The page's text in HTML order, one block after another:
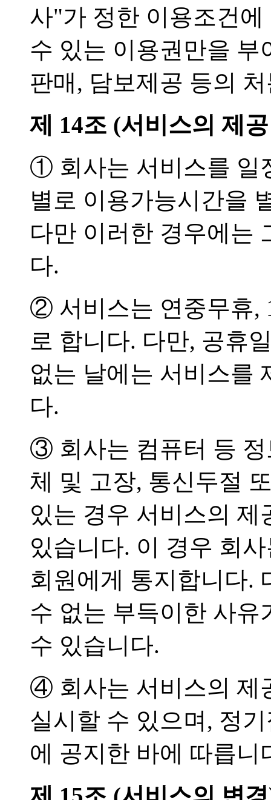
사"가 정한 이용조건
수 있는 이용권만을
판매, 담보제공 등의
제 14조 (서비스의 제
① 회사는 서비스를 일
별로 이용가능시간을
다만 이러한 경우에는
다.
② 서비스는 연중무휴,
로 합니다. 다만, 공휴
없는 날에는 서비스를
다.
③ 회사는 컴퓨터 등
체 및 고장, 통신두절
있는 경우 서비스의
있습니다. 이 경우 회
회원에게 통지합니다.
수 없는 부득이한 사
수 있습니다.
④ 회사는 서비스의 제
실시할 수 있으며, 정
에 공지한 바에 따릅니